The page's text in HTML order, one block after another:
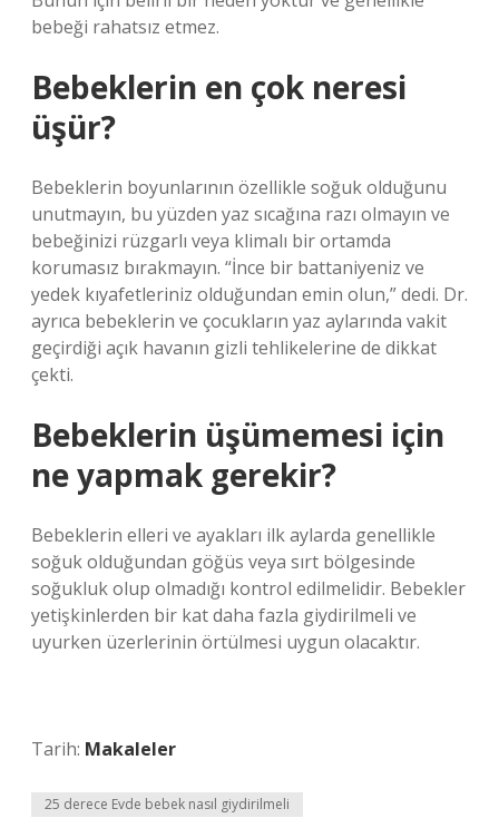
bebeği rahatsız etmez.
Bebeklerin en çok neresi
üşür?
Bebeklerin boyunlarının özellikle soğuk olduğunu
unutmayın, bu yüzden yaz sıcağına razı olmayın ve
bebeğinizi rüzgarlı veya klimalı bir ortamda
korumasız bırakmayın. “İnce bir battaniyeniz ve
yedek kıyafetleriniz olduğundan emin olun,” dedi. Dr.
ayrıca bebeklerin ve çocukların yaz aylarında vakit
geçirdiği açık havanın gizli tehlikelerine de dikkat
çekti.
Bebeklerin üşümemesi için
ne yapmak gerekir?
Bebeklerin elleri ve ayakları ilk aylarda genellikle
soğuk olduğundan göğüs veya sırt bölgesinde
soğukluk olup olmadığı kontrol edilmelidir. Bebekler
yetişkinlerden bir kat daha fazla giydirilmeli ve
uyurken üzerlerinin örtülmesi uygun olacaktır.
Tarih: Makaleler
25 derece Evde bebek nasıl giydirilmeli